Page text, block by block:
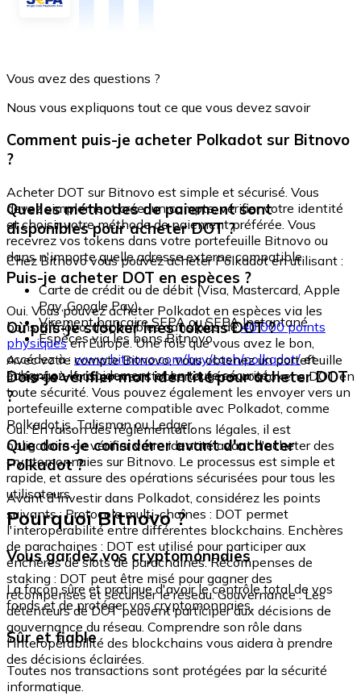
Vous avez des questions ?
Nous vous expliquons tout ce que vous devez savoir
Comment puis-je acheter Polkadot sur Bitnovo
?
Acheter DOT sur Bitnovo est simple et sécurisé. Vous
devez simplement créer un compte, vérifier votre identité
et choisir votre méthode de paiement préférée. Vous
recevrez vos tokens dans votre portefeuille Bitnovo ou
dans n'importe quelle adresse externe compatible.
Quelles méthodes de paiement sont
disponibles pour acheter DOT ?
Chez Bitnovo vous pouvez acheter Polkadot en utilisant :
Carte de crédit ou de débit (Visa, Mastercard, Apple
Pay, Google Pay)
Virement bancaire SEPA ou SEPA Instantané
Espèces via les bons Bitnovo
Puis-je acheter DOT en espèces ?
Oui. Vous pouvez acheter Polkadot en espèces via les
bons Bitnovo, disponibles dans plus de40 000 points
physiquesen Europe. Une fois que vous avez le bon,
accédez à : www.bitnovo.com/buy/cash/polkadot/et
échangez-le rapidement et en toute sécurité.
Où puis-je stocker mes tokens DOT ?
Avec votre compte Bitnovo, vous obtenez un portefeuille
intégré où vous pouvez stocker et gérer vos tokens DOT en
toute sécurité. Vous pouvez également les envoyer vers un
portefeuille externe compatible avec Polkadot, comme
Polkadot.js, Talisman ou Ledger.
Dois-je vérifier mon identité pour acheter DOT
?
Oui. En raison des réglementations légales, il est
obligatoire de vérifier votre identité avant d'acheter des
cryptomonnaies sur Bitnovo. Le processus est simple et
rapide, et assure des opérations sécurisées pour tous les
utilisateurs.
Que dois-je considérer avant d'acheter
Polkadot ?
Avant d'investir dans Polkadot, considérez les points
suivants : Protocole multi-chaînes : DOT permet
l'interopérabilité entre différentes blockchains. Enchères
de parachaines : DOT est utilisé pour participer aux
enchères de slots de parachaines. Récompenses de
staking : DOT peut être misé pour gagner des
récompenses et sécuriser le réseau. Gouvernance : Les
détenteurs de DOT peuvent participer aux décisions de
gouvernance du réseau. Comprendre son rôle dans
l'interopérabilité des blockchains vous aidera à prendre
des décisions éclairées.
Pourquoi Bitnovo ?
Vous gardez vos cryptomonnaies
La façon sûre et pratique d'avoir le contrôle total de vos
fonds et de protéger vos cryptomonnaies.
Sûr et fiable
Toutes nos transactions sont protégées par la sécurité
informatique.